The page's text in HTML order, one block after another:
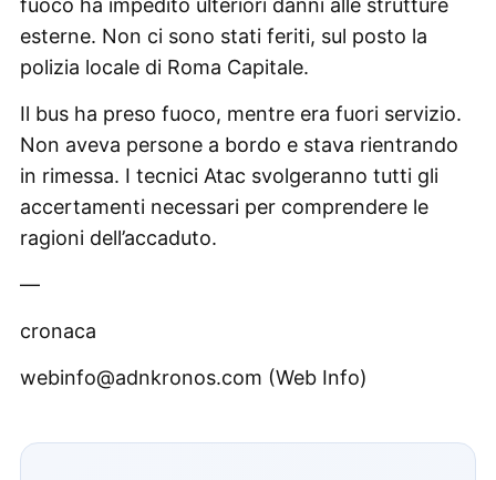
fuoco ha impedito ulteriori danni alle strutture
esterne. Non ci sono stati feriti, sul posto la
polizia locale di Roma Capitale.
Il bus ha preso fuoco, mentre era fuori servizio.
Non aveva persone a bordo e stava rientrando
in rimessa. I tecnici Atac svolgeranno tutti gli
accertamenti necessari per comprendere le
ragioni dell’accaduto.
—
cronaca
webinfo@adnkronos.com (Web Info)